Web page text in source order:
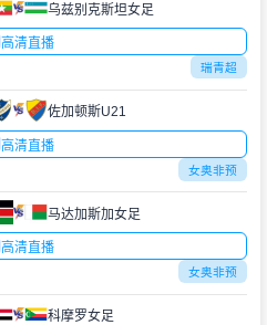
乌兹别克斯坦女足
高清直播
瑞青超
佐加顿斯U21
高清直播
女奥非预
马达加斯加女足
高清直播
女奥非预
科摩罗女足